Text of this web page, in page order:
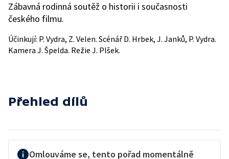
Zábavná rodinná soutěž o historii i současnosti
českého filmu.
Účinkují: P. Vydra, Z. Velen. Scénář D. Hrbek, J. Janků, P. Vydra.
Kamera J. Špelda. Režie J. Plšek.
Přehled dílů
Omlouváme se, tento pořad momentálně